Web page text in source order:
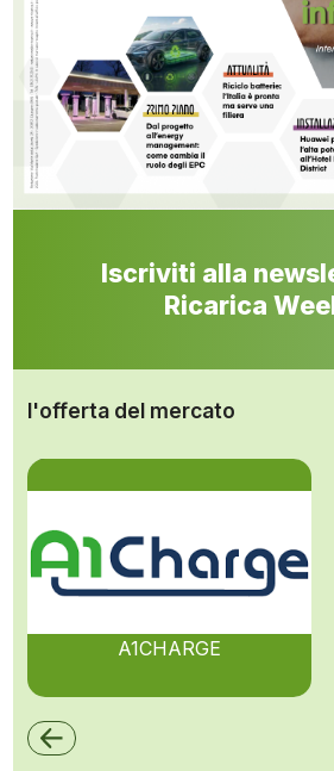
Iscriviti alla
Ricarica
l'offerta del mercato
A1CHARGE